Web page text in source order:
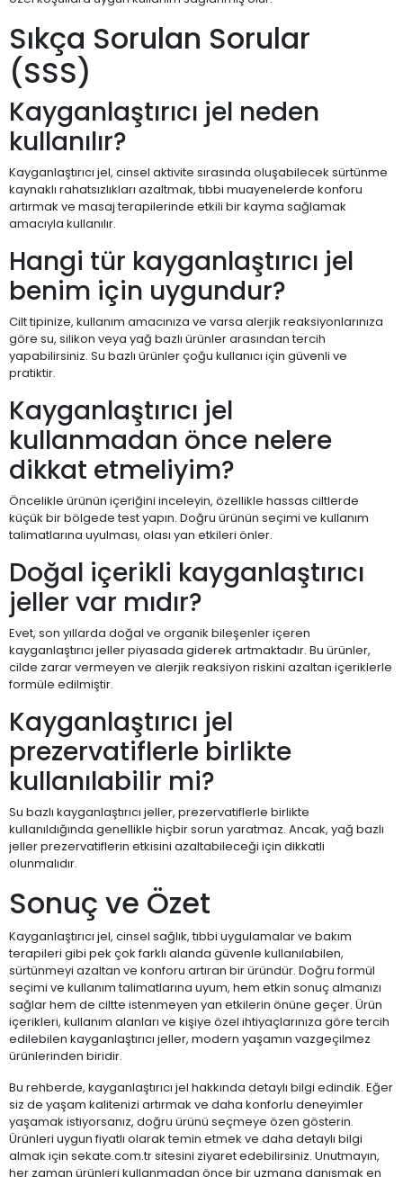
Sıkça Sorulan Sorular
(SSS)
Kayganlaştırıcı jel neden
kullanılır?
Kayganlaştırıcı jel, cinsel aktivite sırasında oluşabilecek sürtünme
kaynaklı rahatsızlıkları azaltmak, tıbbi muayenelerde konforu
artırmak ve masaj terapilerinde etkili bir kayma sağlamak
amacıyla kullanılır.
Hangi tür kayganlaştırıcı jel
benim için uygundur?
Cilt tipinize, kullanım amacınıza ve varsa alerjik reaksiyonlarınıza
göre su, silikon veya yağ bazlı ürünler arasından tercih
yapabilirsiniz. Su bazlı ürünler çoğu kullanıcı için güvenli ve
pratiktir.
Kayganlaştırıcı jel
kullanmadan önce nelere
dikkat etmeliyim?
Öncelikle ürünün içeriğini inceleyin, özellikle hassas ciltlerde
küçük bir bölgede test yapın. Doğru ürünün seçimi ve kullanım
talimatlarına uyulması, olası yan etkileri önler.
Doğal içerikli kayganlaştırıcı
jeller var mıdır?
Evet, son yıllarda doğal ve organik bileşenler içeren
kayganlaştırıcı jeller piyasada giderek artmaktadır. Bu ürünler,
cilde zarar vermeyen ve alerjik reaksiyon riskini azaltan içeriklerle
formüle edilmiştir.
Kayganlaştırıcı jel
prezervatiflerle birlikte
kullanılabilir mi?
Su bazlı kayganlaştırıcı jeller, prezervatiflerle birlikte
kullanıldığında genellikle hiçbir sorun yaratmaz. Ancak, yağ bazlı
jeller prezervatiflerin etkisini azaltabileceği için dikkatli
olunmalıdır.
Sonuç ve Özet
Kayganlaştırıcı jel, cinsel sağlık, tıbbi uygulamalar ve bakım
terapileri gibi pek çok farklı alanda güvenle kullanılabilen,
sürtünmeyi azaltan ve konforu artıran bir üründür. Doğru formül
seçimi ve kullanım talimatlarına uyum, hem etkin sonuç almanızı
sağlar hem de ciltte istenmeyen yan etkilerin önüne geçer. Ürün
içerikleri, kullanım alanları ve kişiye özel ihtiyaçlarınıza göre tercih
edilebilen kayganlaştırıcı jeller, modern yaşamın vazgeçilmez
ürünlerinden biridir.
Bu rehberde, kayganlaştırıcı jel hakkında detaylı bilgi edindik. Eğer
siz de yaşam kalitenizi artırmak ve daha konforlu deneyimler
yaşamak istiyorsanız, doğru ürünü seçmeye özen gösterin.
Ürünleri uygun fiyatlı olarak temin etmek ve daha detaylı bilgi
almak için sekate.com.tr sitesini ziyaret edebilirsiniz. Unutmayın,
her zaman ürünleri kullanmadan önce bir uzmana danışmak en